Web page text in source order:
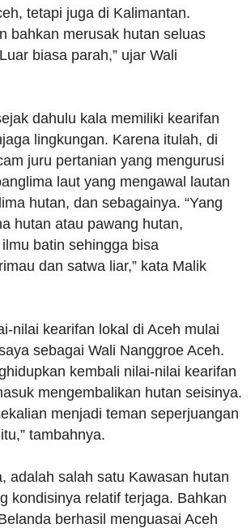
tetapi juga di Kalimantan.
bahkan merusak hutan seluas
biasa parah,” ujar Wali
dahulu kala memiliki kearifan
lingkungan. Karena itulah, di
juru pertanian yang mengurusi
laut yang mengawal lautan
hutan, dan sebagainya. “Yang
hutan atau pawang hutan,
batin sehingga bisa
dan satwa liar,” kata Malik
nilai kearifan lokal di Aceh mulai
sebagai Wali Nanggroe Aceh.
kembali nilai-nilai kearifan
mengembalikan hutan seisinya.
menjadi teman seperjuangan
tambahnya.
adalah salah satu Kawasan hutan
kondisinya relatif terjaga. Bahkan
berhasil menguasai Aceh